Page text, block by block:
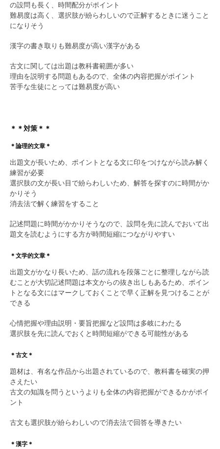
の設問も長く、時間配分がポイント
難易度は高く、選択肢が紛らわしいので正解するときに迷うこと
になりそう
漢字の書き取りも難易度が高い漢字がある
古文に関しては出題は教科書範囲が多い
理由を説明する問題もあるので、全体の内容把握がポイント
苦手な生徒にとっては難易度が高い
＊＊対策＊＊
＊論理的文章＊
出題文が長いため、ポイントとなる文に印をつけながら読み解く
練習が必要
選択肢の文が長い目で紛らわしいため、解答を探すのに時間がか
かりそう
消去法で解く練習をすること
記述問題に時間がかかりそうなので、設問を先に読んでおいて出
題文を読むようにする方が時間短縮につながりやすい
＊文学的文章＊
出題文がかなり長いため、話の流れを段落ごとに整理しながら読
むことが大切記述問題は本文からの抜き出しもあるため、ポイン
トとなる文にはマークしておくことで早く正解を見つけることが
できる
心情把握や理由説明・要旨把握など設問は多岐にわたる
選択肢を先に読んでおくと時間短縮ができる可能性がある
＊古文＊
題材は、有名な作品から出題されているので、教科書を確実の押
さえたい
古文の知識を問うというよりも全体の内容把握ができるかがポイ
ント
古文も選択肢が紛らわしいので消去法で回答を導きたい
＊漢字＊